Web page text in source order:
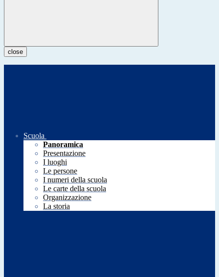
close
Scuola
Panoramica
Presentazione
I luoghi
Le persone
I numeri della scuola
Le carte della scuola
Organizzazione
La storia